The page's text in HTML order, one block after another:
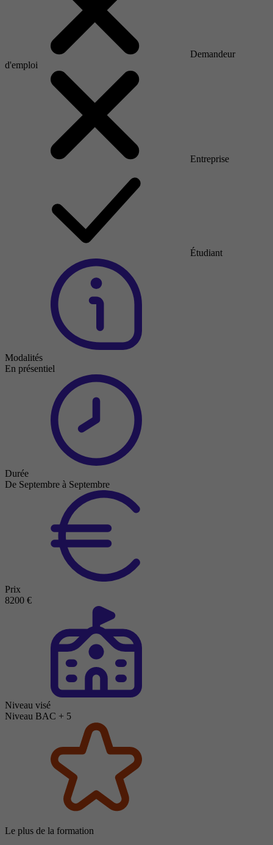
Demandeur
d'emploi
Entreprise
Étudiant
Modalités
En présentiel
Durée
De Septembre à Septembre
Prix
8200 €
Niveau visé
Niveau BAC + 5
Le plus de la formation